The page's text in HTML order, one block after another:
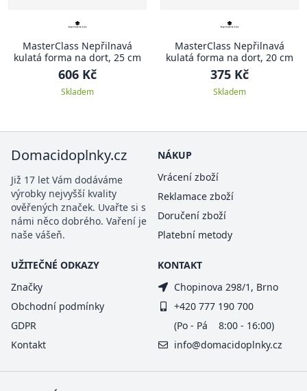
MasterClass Nepřilnavá
kulatá forma na dort, 25 cm
606 Kč
Skladem
MasterClass Nepřilnavá
kulatá forma na dort, 20 cm
375 Kč
Skladem
Domacidoplnky.cz
Již 17 let Vám dodáváme
výrobky nejvyšší kvality
ověřených značek. Uvařte si s
námi něco dobrého. Vaření je
naše vášeň.
NÁKUP
Vrácení zboží
Reklamace zboží
Doručení zboží
Platební metody
UŽITEČNÉ ODKAZY
Značky
Obchodní podmínky
GDPR
Kontakt
KONTAKT
Chopinova 298/1, Brno
+420 777 190 700
(Po - Pá 8:00 - 16:00)
info@domacidoplnky.cz